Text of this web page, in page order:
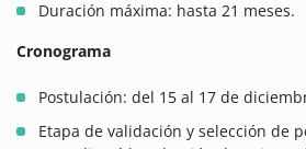
Duración máxima: hasta 21 meses.
Cronograma
Postulación: del 15 al 17 de
Etapa de validación y selección de